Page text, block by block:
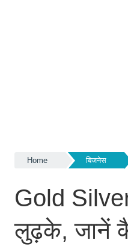
Home बिजनेस
Gold
लुढ़के, जानें